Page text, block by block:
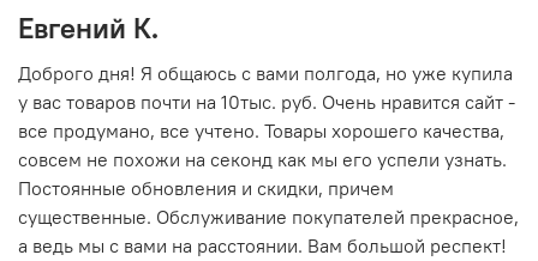
Евгений К.
Доброго дня! Я общаюсь с вами полгода, но уже купила
у вас товаров почти на 10тыс. руб. Очень нравится сайт -
все продумано, все учтено. Товары хорошего качества,
совсем не похожи на секонд как мы его успели узнать.
Постоянные обновления и скидки, причем
существенные. Обслуживание покупателей прекрасное,
а ведь мы с вами на расстоянии. Вам большой респект!